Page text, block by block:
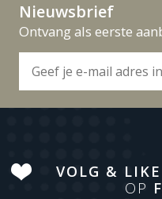
Nieuwsbrief
Ontvang als eerste
VOLG & LIKE
OP